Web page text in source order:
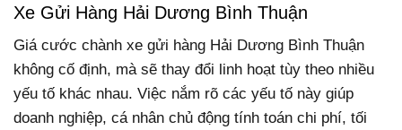
Xe Gửi Hàng Hải Dương Bình Thuận
Giá cước chành xe gửi hàng Hải Dương Bình Thuận
không cố định, mà sẽ thay đổi linh hoạt tùy theo nhiều
yếu tố khác nhau. Việc nắm rõ các yếu tố này giúp
doanh nghiệp, cá nhân chủ động tính toán chi phí, tối